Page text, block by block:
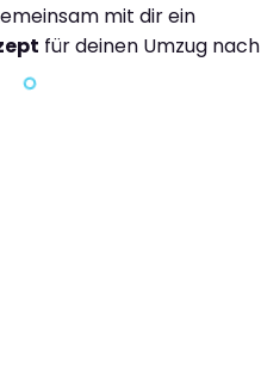
mit dir ein
für deinen Umzug